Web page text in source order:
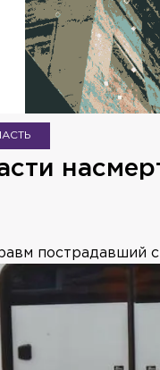
пострадавший